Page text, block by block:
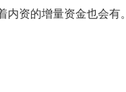
资的增量资金也会有